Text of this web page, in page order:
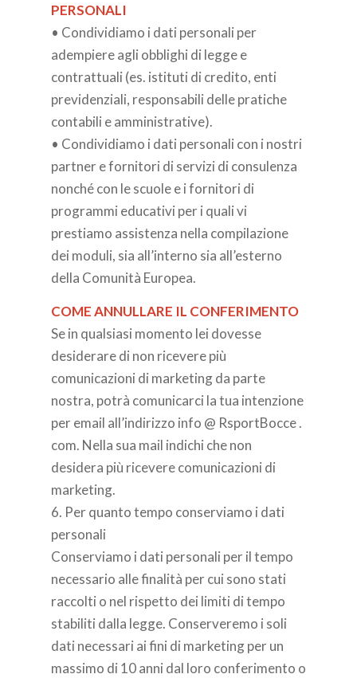
PERSONALI
• Condividiamo i dati personali per
adempiere agli obblighi di legge e
contrattuali (es. istituti di credito, enti
previdenziali, responsabili delle pratiche
contabili e amministrative).
• Condividiamo i dati personali con i nostri
partner e fornitori di servizi di consulenza
nonché con le scuole e i fornitori di
programmi educativi per i quali vi
prestiamo assistenza nella compilazione
dei moduli, sia all’interno sia all’esterno
della Comunità Europea.
COME ANNULLARE IL CONFERIMENTO
Se in qualsiasi momento lei dovesse
desiderare di non ricevere più
comunicazioni di marketing da parte
nostra, potrà comunicarci la tua intenzione
per email all’indirizzo info @ RsportBocce .
com. Nella sua mail indichi che non
desidera più ricevere comunicazioni di
marketing.
6. Per quanto tempo conserviamo i dati
personali
Conserviamo i dati personali per il tempo
necessario alle finalità per cui sono stati
raccolti o nel rispetto dei limiti di tempo
stabiliti dalla legge. Conserveremo i soli
dati necessari ai fini di marketing per un
massimo di 10 anni dal loro conferimento o